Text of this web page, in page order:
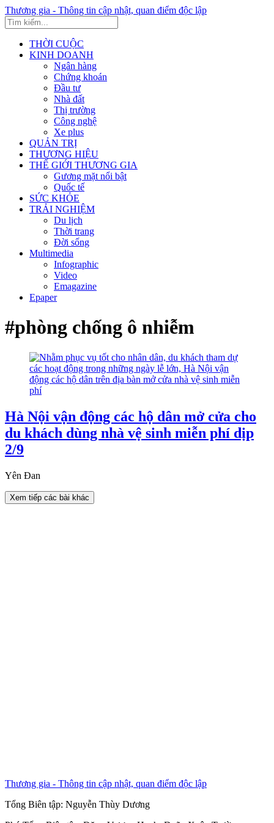
Thương gia - Thông tin cập nhật, quan điểm độc lập
THỜI CUỘC
KINH DOANH
Ngân hàng
Chứng khoán
Đầu tư
Nhà đất
Thị trường
Công nghệ
Xe plus
QUẢN TRỊ
THƯƠNG HIỆU
THẾ GIỚI THƯƠNG GIA
Gương mặt nổi bật
Quốc tế
SỨC KHỎE
TRẢI NGHIỆM
Du lịch
Thời trang
Đời sống
Multimedia
Infographic
Video
Emagazine
Epaper
#phòng chống ô nhiễm
Hà Nội vận động các hộ dân mở cửa cho
du khách dùng nhà vệ sinh miễn phí dịp
2/9
Yên Đan
Xem tiếp các bài khác
Thương gia - Thông tin cập nhật, quan điểm độc lập
Tổng Biên tập: Nguyễn Thùy Dương